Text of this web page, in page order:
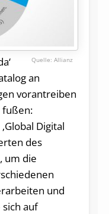
Allianz
an
vorantreiben
fußen:
Digital
des
um die
und
sich auf